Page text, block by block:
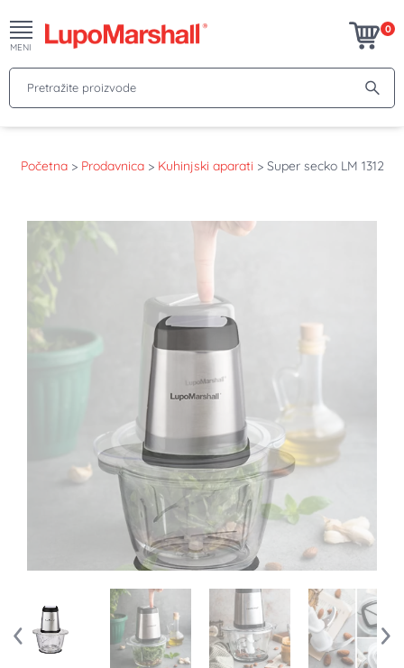
MENI
0
Pretražite proizvode
Početna > Prodavnica > Kuhinjski aparati > Super secko LM 1312